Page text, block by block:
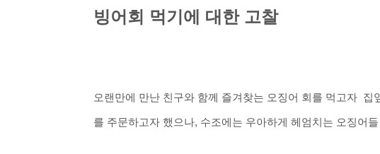
빙어회 먹기에 대한 고찰
오랜만에 만난 친구와 함께 즐겨찾는 오징어 회를 먹고자 집
를 주문하고자 했으나, 수조에는 우아하게 헤엄치는 오징어